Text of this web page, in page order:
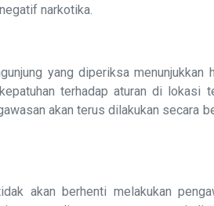
narkotika.
yang diperiksa menunjukkan
terhadap aturan di lokasi
akan terus dilakukan secara
akan berhenti melakukan